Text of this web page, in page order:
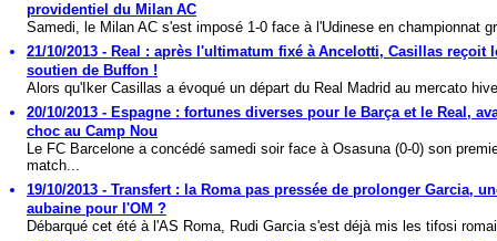
providentiel du Milan AC
Samedi, le Milan AC s'est imposé 1-0 face à l'Udinese en championnat
21/10/2013 - Real : après l'ultimatum fixé à Ancelotti, Casillas reçoit
soutien de Buffon !
Alors qu'Iker Casillas a évoqué un départ du Real Madrid au mercato
20/10/2013 - Espagne : fortunes diverses pour le Barça et le Real,
choc au Camp Nou
Le FC Barcelone a concédé samedi soir face à Osasuna (0-0) son
match...
19/10/2013 - Transfert : la Roma pas pressée de prolonger Garcia,
aubaine pour l'OM ?
Débarqué cet été à l'AS Roma, Rudi Garcia s'est déjà mis les tifosi